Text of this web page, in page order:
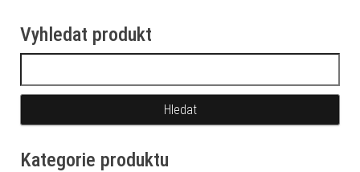
Vyhledat produkt
Kategorie produktu